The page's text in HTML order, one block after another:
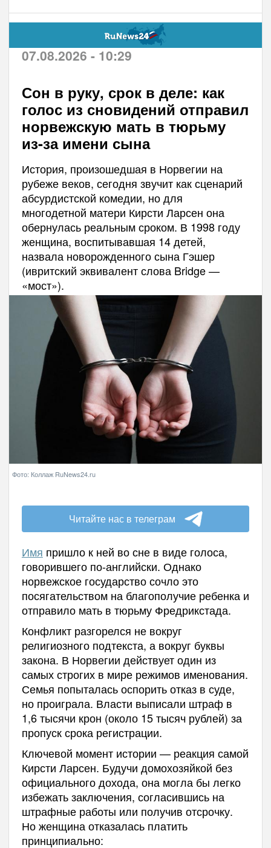
07.08.2026 - 10:29
Сон в руку, срок в деле: как
голос из сновидений отправил
норвежскую мать в тюрьму
из-за имени сына
История, произошедшая в Норвегии на
рубеже веков, сегодня звучит как сценарий
абсурдистской комедии, но для
многодетной матери Кирсти Ларсен она
обернулась реальным сроком. В 1998 году
женщина, воспитывавшая 14 детей,
назвала новорожденного сына Гэшер
(ивритский эквивалент слова Bridge —
«мост»).
Фото: Коллаж RuNews24.ru
Читайте нас в телеграм
Имя пришло к ней во сне в виде голоса,
говорившего по-английски. Однако
норвежское государство сочло это
посягательством на благополучие ребенка и
отправило мать в тюрьму Фредрикстада.
Конфликт разгорелся не вокруг
религиозного подтекста, а вокруг буквы
закона. В Норвегии действует один из
самых строгих в мире режимов именования.
Семья попыталась оспорить отказ в суде,
но проиграла. Власти выписали штраф в
1,6 тысячи крон (около 15 тысяч рублей) за
пропуск срока регистрации.
Ключевой момент истории — реакция самой
Кирсти Ларсен. Будучи домохозяйкой без
официального дохода, она могла бы легко
избежать заключения, согласившись на
штрафные работы или получив отсрочку.
Но женщина отказалась платить
принципиально: